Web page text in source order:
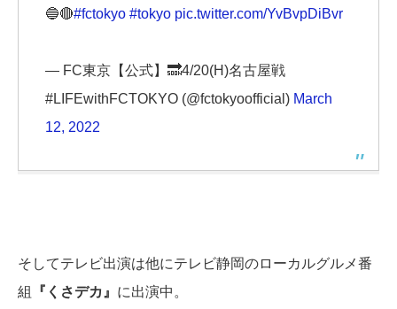
🔵🔴#fctokyo #tokyo pic.twitter.com/YvBvpDiBvr
— FC東京【公式】🔜4/20(H)名古屋戦
#LIFEwithFCTOKYO (@fctokyoofficial) March
12, 2022
そしてテレビ出演は他にテレビ静岡のローカルグルメ番
組
『くさデカ』 に出演中。